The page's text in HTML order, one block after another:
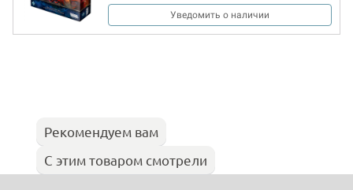
Уведомить о наличии
Рекомендуем вам
С этим товаром смотрели